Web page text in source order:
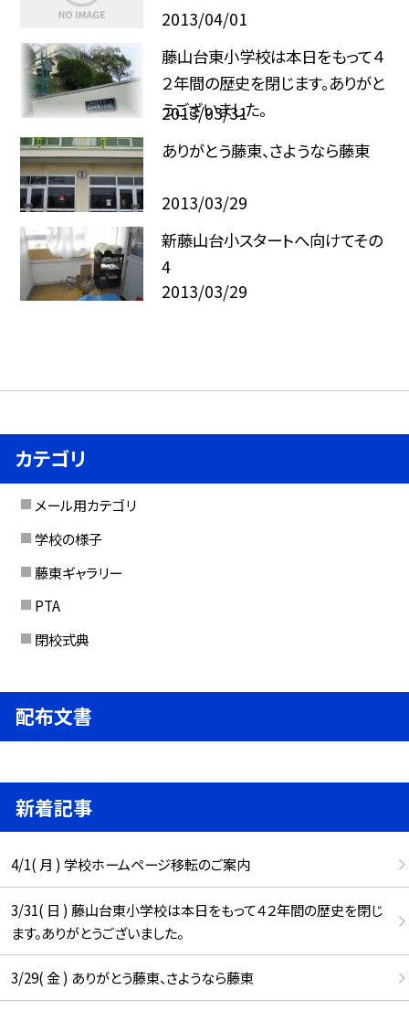
2013/04/01
藤山台東小学校は本日をもって４
２年間の歴史を閉じます。ありがと
うございました。
2013/03/31
ありがとう藤東、さようなら藤東
2013/03/29
新藤山台小スタートへ向けてその
4
2013/03/29
カテゴリ
メール用カテゴリ
学校の様子
藤東ギャラリー
PTA
閉校式典
配布文書
新着記事
4/1( 月 ) 学校ホームページ移転のご案内
3/31( 日 ) 藤山台東小学校は本日をもって４２年間の歴史を閉じ
ます。ありがとうございました。
3/29( 金 ) ありがとう藤東、さようなら藤東